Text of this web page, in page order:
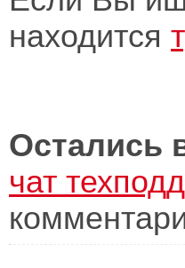
находится
Остались
чат